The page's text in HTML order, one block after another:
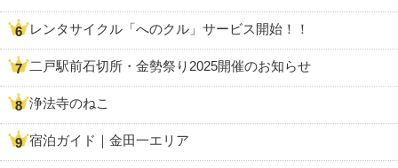
レンタサイクル「へのクル」サービス開始！！
二戸駅前石切所・金勢祭り2025開催のお知らせ
浄法寺のねこ
宿泊ガイド｜金田一エリア